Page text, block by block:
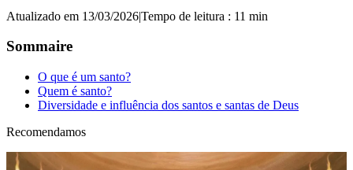
Atualizado em 13/03/2026|Tempo de leitura : 11 min
Sommaire
O que é um santo?
Quem é santo?
Diversidade e influência dos santos e santas de Deus
Recomendamos